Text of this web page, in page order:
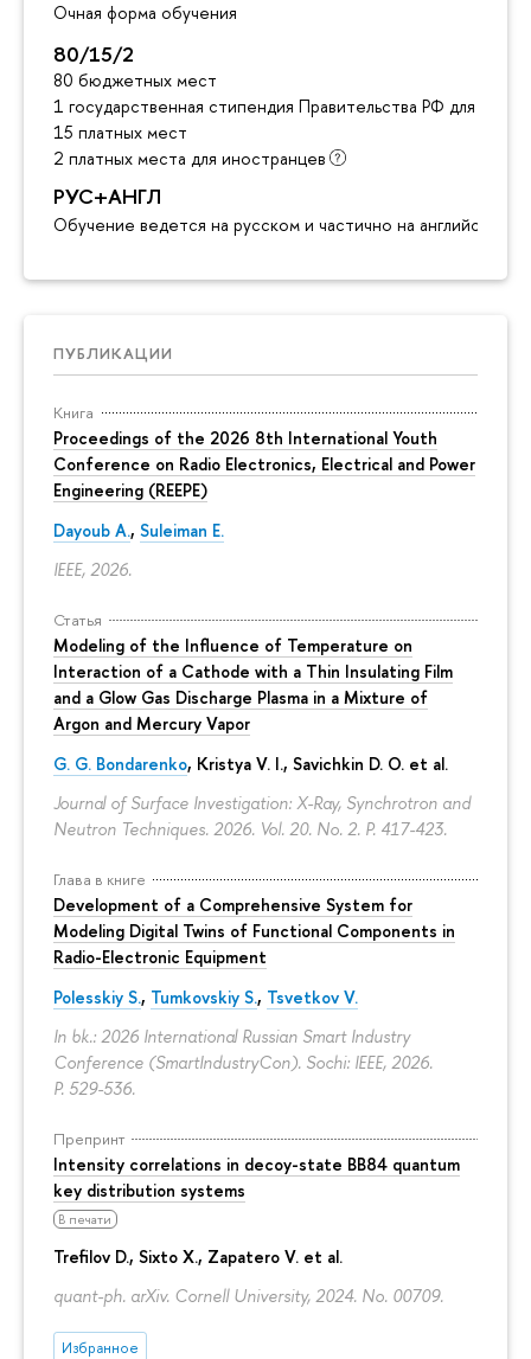
Очная форма обучения
80/15/2
80 бюджетных мест
1 государственная стипендия Правительства РФ для
15 платных мест
2 платных места для иностранцев
РУС+АНГЛ
Обучение ведется на русском и частично на английском
ПУБЛИКАЦИИ
Книга
Proceedings of the 2026 8th International Youth
Conference on Radio Electronics, Electrical and Power
Engineering (REEPE)
Dayoub A., Suleiman E.
IEEE, 2026.
Статья
Modeling of the Influence of Temperature on
Interaction of a Cathode with a Thin Insulating Film
and a Glow Gas Discharge Plasma in a Mixture of
Argon and Mercury Vapor
G. G. Bondarenko, Kristya V. I., Savichkin D. O. et al.
Journal of Surface Investigation: X-Ray, Synchrotron and
Neutron Techniques. 2026. Vol. 20. No. 2. P. 417-423.
Глава в книге
Development of a Comprehensive System for
Modeling Digital Twins of Functional Components in
Radio-Electronic Equipment
Polesskiy S., Tumkovskiy S., Tsvetkov V.
In bk.: 2026 International Russian Smart Industry
Conference (SmartIndustryCon). Sochi: IEEE, 2026.
P. 529-536.
Препринт
Intensity correlations in decoy-state BB84 quantum
key distribution systems
В печати
Trefilov D., Sixto X., Zapatero V. et al.
quant-ph. arXiv. Cornell University, 2024. No. 00709.
Избранное